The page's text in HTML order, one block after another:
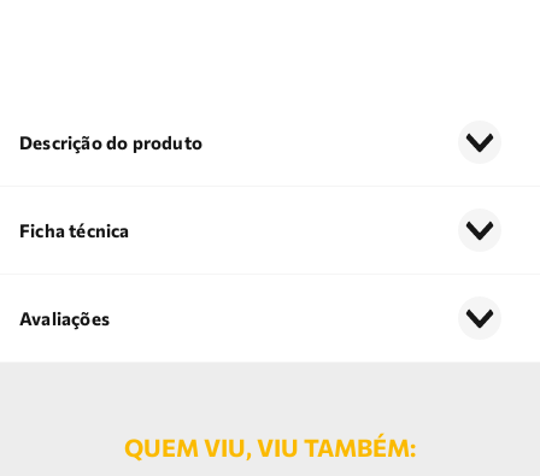
Descrição do produto
Ficha técnica
Avaliações
QUEM VIU, VIU TAMBÉM: